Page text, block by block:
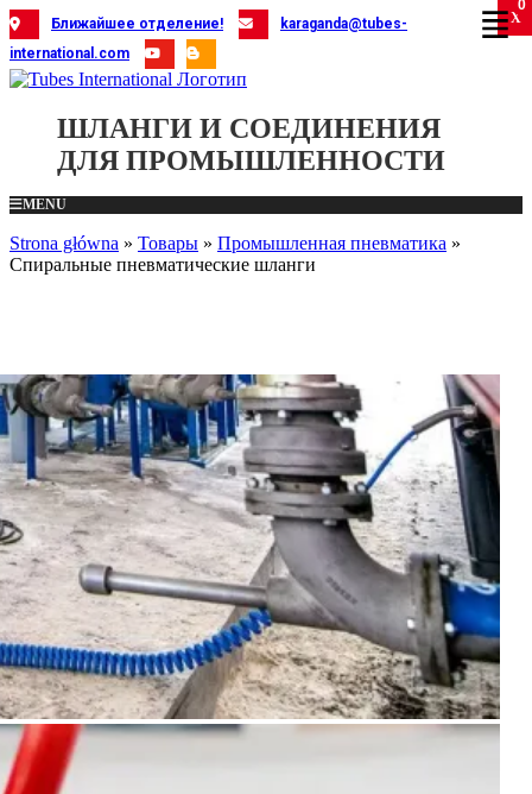
Skip
to
content
Ближайшее отделение!
karaganda@tubes-
international.com
ШЛАНГИ И СОЕДИНЕНИЯ
ДЛЯ ПРОМЫШЛЕННОСТИ
MENU
Strona główna » Товары » Промышленная пневматика »
Спиральные пневматические шланги
0
X
X
X
X
X
X
X
X
X
X
X
X
X
X
X
X
X
X
X